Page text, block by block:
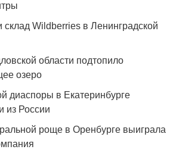
склад Wildberries в Ленинградской
области подтопило
озеро
диаспоры в Екатеринбурге
из России
роще в Оренбурге выиграла